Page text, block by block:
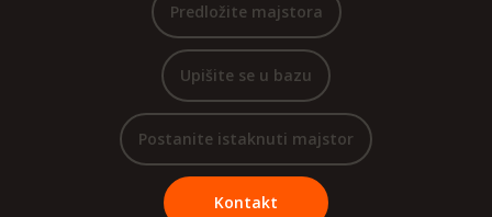
Predložite majstora
Upišite se u bazu
Postanite istaknuti majstor
Kontakt